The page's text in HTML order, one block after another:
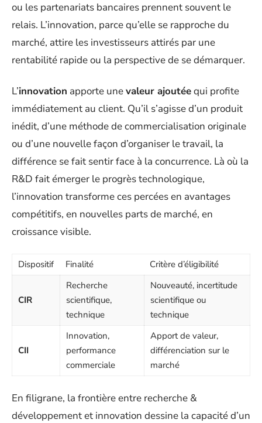
ou les partenariats bancaires prennent souvent le
relais. L’innovation, parce qu’elle se rapproche du
marché, attire les investisseurs attirés par une
rentabilité rapide ou la perspective de se démarquer.
L’innovation apporte unevaleur ajoutéequi profite
immédiatement au client. Qu’il s’agisse d’un produit
inédit, d’une méthode de commercialisation originale
ou d’une nouvelle façon d’organiser le travail, la
différence se fait sentir face à la concurrence. Là où la
R&D fait émerger le progrès technologique,
l’innovation transforme ces percées en avantages
compétitifs, en nouvelles parts de marché, en
croissance visible.
Dispositif Finalité Critère d’éligibilité
CIR
Recherche
scientifique,
technique
Nouveauté, incertitude
scientifique ou
technique
CII
Innovation,
performance
commerciale
Apport de valeur,
différenciation sur le
marché
En filigrane, la frontière entre recherche &
développement et innovation dessine la capacité d’un